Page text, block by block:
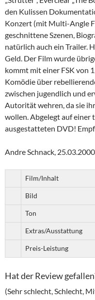
den Kulissen
Konzert (mit Multi-Angle
geschnittene Szenen,
natürlich auch ein Trailer.
Geld. Der Film wurde
kommt mit einer FSK von
Komödie über
zwischen jugendlich und
Autorität wehren, da sie
wollen. Abgelegt auf einer
ausgestatteten DVD!
Andre Schnack, 25.03.2000
Film/Inhalt
Bild
Ton
Extras/Ausstattung
Preis-Leistung
Hat der Review
(Sehr schlecht, Schlecht,